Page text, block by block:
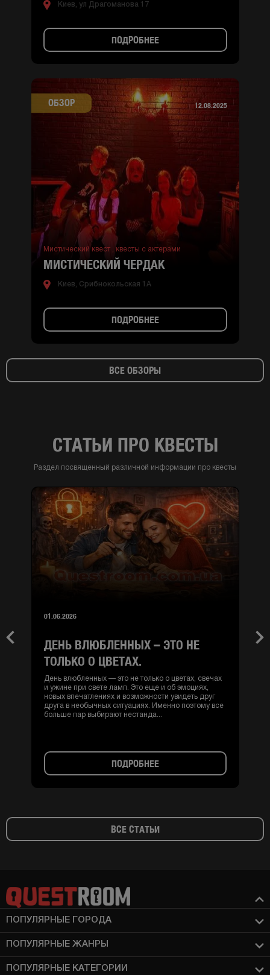
Киев, ул Драгоманова 17
ПОДРОБНЕЕ
ОБЗОР 12.08.2025
Мистический квест , квесты с актерами
МИСТИЧЕСКИЙ ЧЕРДАК
Киев, Срибнокольская 1А
ПОДРОБНЕЕ
ВСЕ ОБЗОРЫ
СТАТЬИ ПРО КВЕСТЫ
Раздел посвященный различной информации про квесты
Previous
ДЕНЬ ВЛЮБЛЕННЫХ – ЭТО НЕ
ТОЛЬКО О ЦВЕТАХ.
День влюбленных — это не только о цветах, свечах
и ужине при свете ламп. Это еще и об эмоциях,
новых впечатлениях и возможности увидеть друг
друга в необычных ситуациях. Именно поэтому все
больше пар выбирают нестанда...
01.06.2026
ПОДРОБНЕЕ
ВСЕ СТАТЬИ
ПОПУЛЯРНЫЕ ГОРОДА
ПОПУЛЯРНЫЕ ЖАНРЫ
ПОПУЛЯРНЫЕ КАТЕГОРИИ